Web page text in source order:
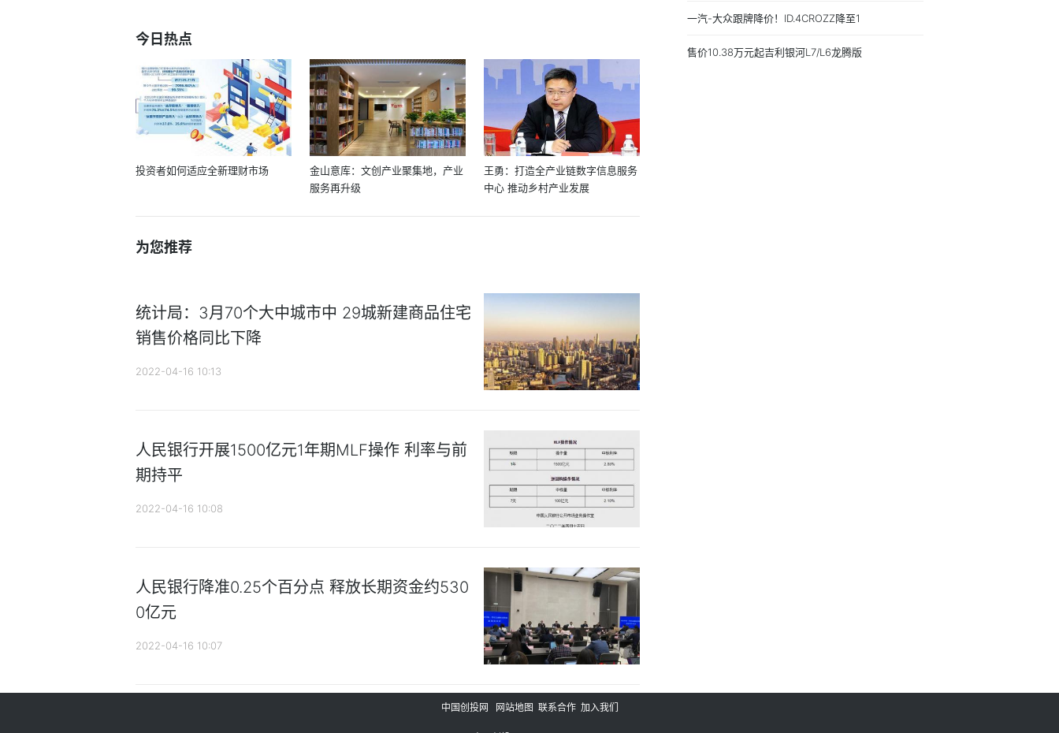
今日热点
投资者如何适应全新理财市场
金山意库：文创产业聚集地，产业
服务再升级
王勇：打造全产业链数字信息服务
中心 推动乡村产业发展
为您推荐
统计局：3月70个大中城市中 29城新建商品住宅
销售价格同比下降
2022-04-16 10:13
人民银行开展1500亿元1年期MLF操作 利率与前
期持平
2022-04-16 10:08
人民银行降准0.25个百分点 释放长期资金约530
0亿元
2022-04-16 10:07
一汽-大众跟牌降价！ID.4CROZZ降至1
售价10.38万元起吉利银河L7/L6龙腾版
中国创投网 网站地图 联系合作 加入我们